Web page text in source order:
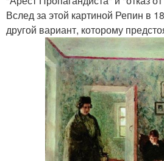
Вслед за этой картиной Репин в
другой вариант, которому